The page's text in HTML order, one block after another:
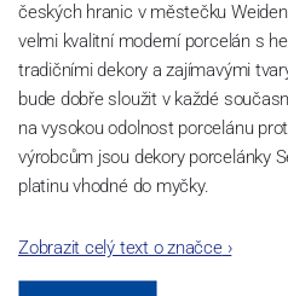
českých hranic v městečku
velmi kvalitní moderní porcelán s
tradičními dekory a zajímavými
bude dobře sloužit v každé
na vysokou odolnost porcelánu
výrobcům jsou dekory porcelánky
platinu vhodné do myčky.
Zobrazit celý text o značce›